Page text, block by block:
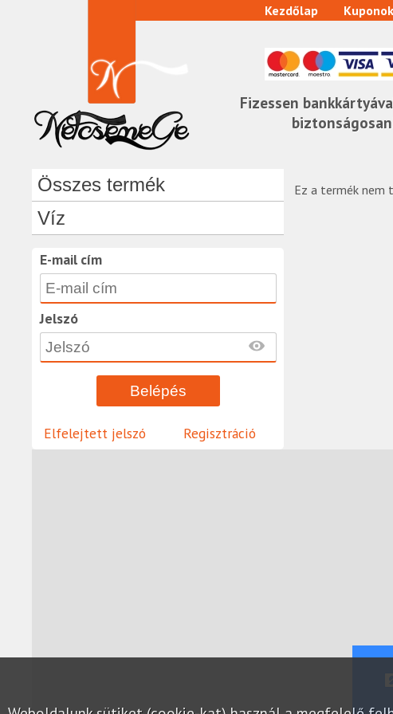
Fizessen
Kezdőlap
Összes termék
Víz
E-mail cím
Jelszó
Elfelejtett jelszó Regisztráció
Ez a termék nem